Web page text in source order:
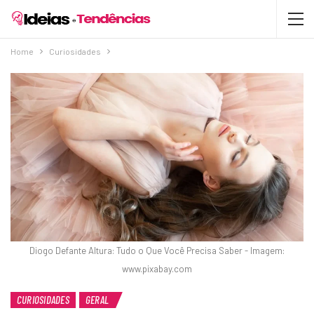
Home Curiosidades
Diogo Defante Altura: Tudo o Que Você Precisa Saber - Imagem:
www.pixabay.com
CURIOSIDADES GERAL